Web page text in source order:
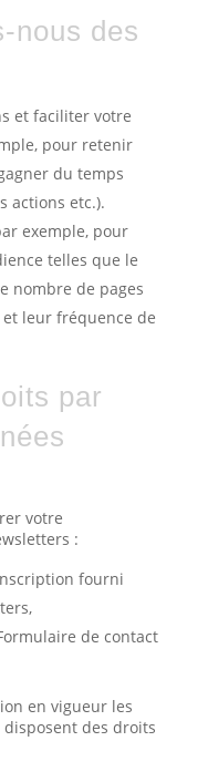
nous des
et faciliter votre
pour retenir
du temps
actions etc.).
exemple, pour
telles que le
nombre de pages
et leur fréquence de
par
votre
:
fourni
de contact
en vigueur les
des droits